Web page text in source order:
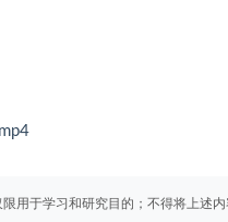
用于学习和研究目的；不得将上述